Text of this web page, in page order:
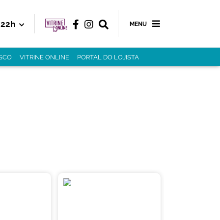
22h MENU
VITRINE ONLINE PORTAL DO LOJISTA